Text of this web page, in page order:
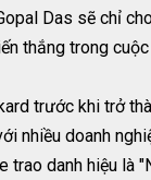
Das sẽ chỉ
thắng trong
trước khi trở
nhiều doanh
danh hiệu